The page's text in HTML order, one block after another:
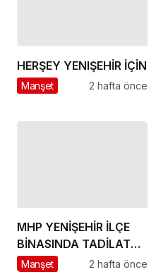
HERŞEY YENIŞEHİR İÇİN
Manşet 2 hafta önce
MHP YENİŞEHİR İLÇE
BİNASINDA TADİLAT
BAŞLADI
Manşet 2 hafta önce